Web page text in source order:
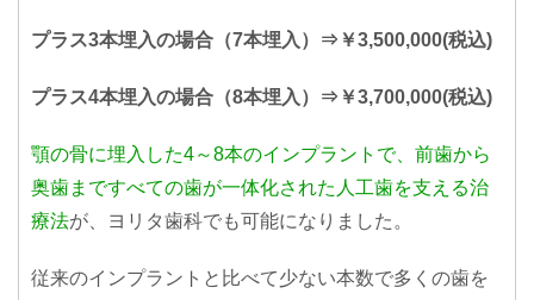
プラス3本埋入の場合（7本埋入）⇒￥3,500,000(税込)
プラス4本埋入の場合（8本埋入）⇒￥3,700,000(税込)
顎の骨に埋入した4～8本のインプラントで、前歯から
奥歯まですべての歯が一体化された人工歯を支える治
療法が、ヨリタ歯科でも可能になりました。
従来のインプラントと比べて少ない本数で多くの歯を